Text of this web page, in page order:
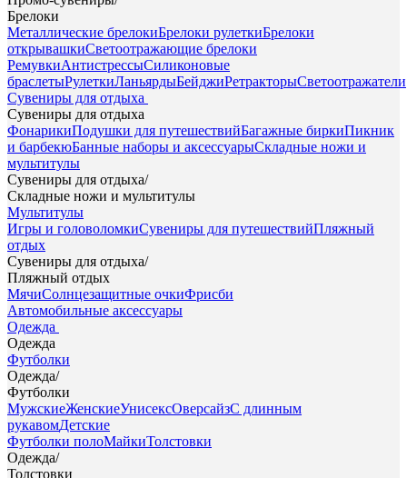
Брелоки
Металлические брелокиБрелоки рулеткиБрелоки
открывашкиСветоотражающие брелоки
РемувкиАнтистрессыСиликоновые
браслетыРулеткиЛаньярдыБейджиРетракторыСветоотражатели
Сувениры для отдыха
Сувениры для отдыха
ФонарикиПодушки для путешествийБагажные биркиПикник
и барбекюБанные наборы и аксессуарыСкладные ножи и
мультитулы
Сувениры для отдыха/
Складные ножи и мультитулы
Мультитулы
Игры и головоломкиСувениры для путешествийПляжный
отдых
Сувениры для отдыха/
Пляжный отдых
МячиСолнцезащитные очкиФрисби
Автомобильные аксессуары
Одежда
Одежда
Футболки
Одежда/
Футболки
МужскиеЖенскиеУнисексОверсайзС длинным
рукавомДетские
Футболки полоМайкиТолстовки
Одежда/
Толстовки